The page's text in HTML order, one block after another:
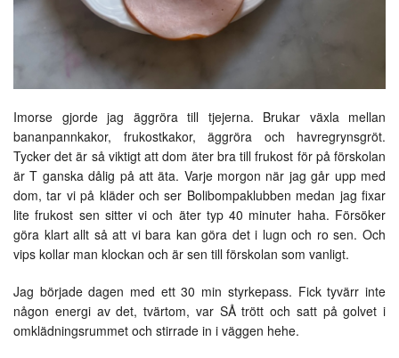
Imorse gjorde jag äggröra till tjejerna. Brukar växla mellan
bananpannkakor, frukostkakor, äggröra och havregrynsgröt.
Tycker det är så viktigt att dom äter bra till frukost för på förskolan
är T ganska dålig på att äta. Varje morgon när jag går upp med
dom, tar vi på kläder och ser Bolibompaklubben medan jag fixar
lite frukost sen sitter vi och äter typ 40 minuter haha. Försöker
göra klart allt så att vi bara kan göra det i lugn och ro sen. Och
vips kollar man klockan och är sen till förskolan som vanligt.
Jag började dagen med ett 30 min styrkepass. Fick tyvärr inte
någon energi av det, tvärtom, var SÅ trött och satt på golvet i
omklädningsrummet och stirrade in i väggen hehe.